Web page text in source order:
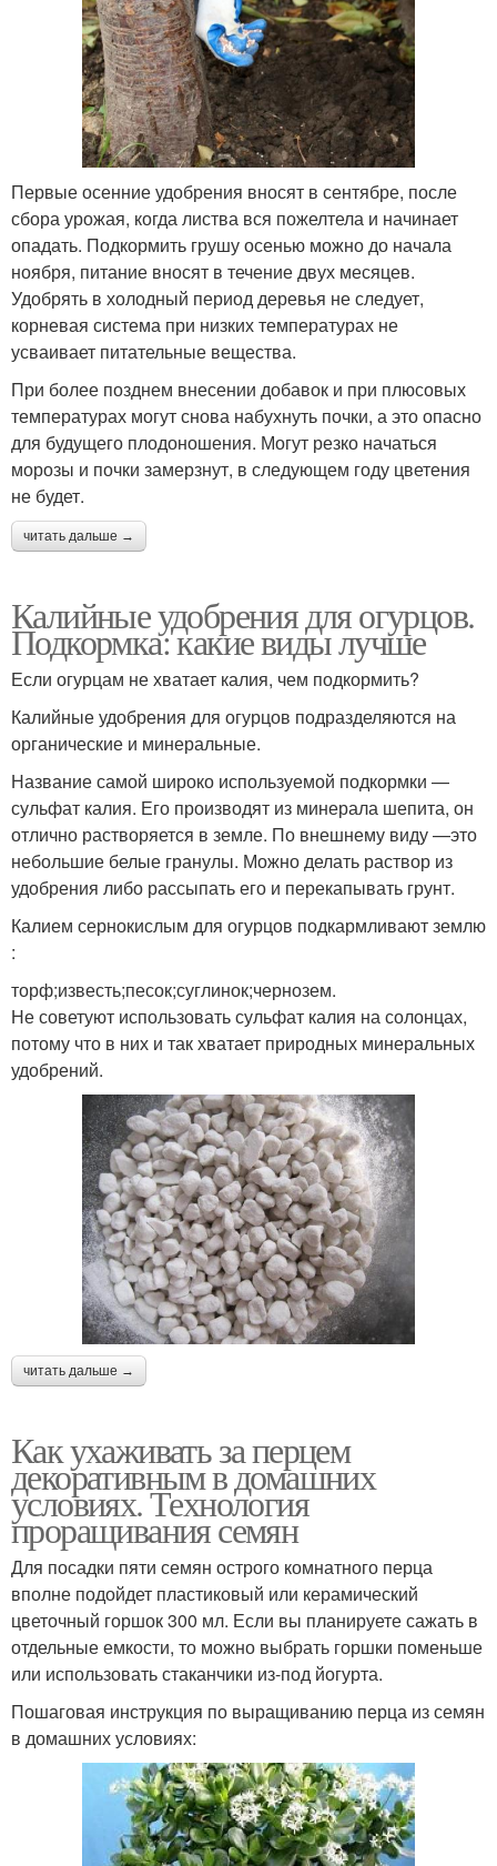
Первые осенние удобрения вносят в сентябре, после
сбора урожая, когда листва вся пожелтела и начинает
опадать. Подкормить грушу осенью можно до начала
ноября, питание вносят в течение двух месяцев.
Удобрять в холодный период деревья не следует,
корневая система при низких температурах не
усваивает питательные вещества.
При более позднем внесении добавок и при плюсовых
температурах могут снова набухнуть почки, а это опасно
для будущего плодоношения. Могут резко начаться
морозы и почки замерзнут, в следующем году цветения
не будет.
читать дальше →
Калийные удобрения для огурцов.
Подкормка: какие виды лучше
Если огурцам не хватает калия, чем подкормить?
Калийные удобрения для огурцов подразделяются на
органические и минеральные.
Название самой широко используемой подкормки —
сульфат калия. Его производят из минерала шепита, он
отлично растворяется в земле. По внешнему виду —это
небольшие белые гранулы. Можно делать раствор из
удобрения либо рассыпать его и перекапывать грунт.
Калием сернокислым для огурцов подкармливают землю
:
торф;известь;песок;суглинок;чернозем.
Не советуют использовать сульфат калия на солонцах,
потому что в них и так хватает природных минеральных
удобрений.
читать дальше →
Как ухаживать за перцем
декоративным в домашних
условиях. Технология
проращивания семян
Для посадки пяти семян острого комнатного перца
вполне подойдет пластиковый или керамический
цветочный горшок 300 мл. Если вы планируете сажать в
отдельные емкости, то можно выбрать горшки поменьше
или использовать стаканчики из-под йогурта.
Пошаговая инструкция по выращиванию перца из семян
в домашних условиях: